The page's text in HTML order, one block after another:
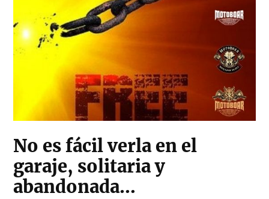
No es fácil verla en el
garaje, solitaria y
abandonada…